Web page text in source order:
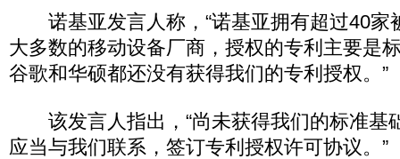
诺基亚发言人称，“诺基亚拥有超过40家
大多数的移动设备厂商，授权的专利主要是
谷歌和华硕都还没有获得我们的专利授权。”
该发言人指出，“尚未获得我们的标准基
应当与我们联系，签订专利授权许可协议。”